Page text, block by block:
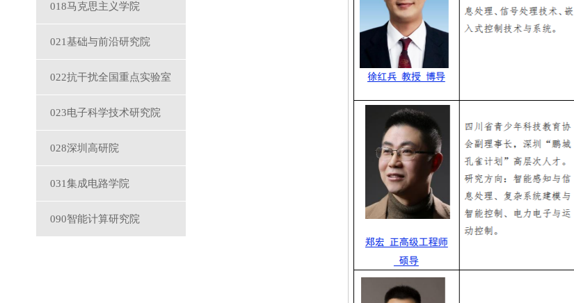
018马克思主义学院
021基础与前沿研究院
022抗干扰全国重点实验室
023电子科学技术研究院
028深圳高研院
031集成电路学院
090智能计算研究院